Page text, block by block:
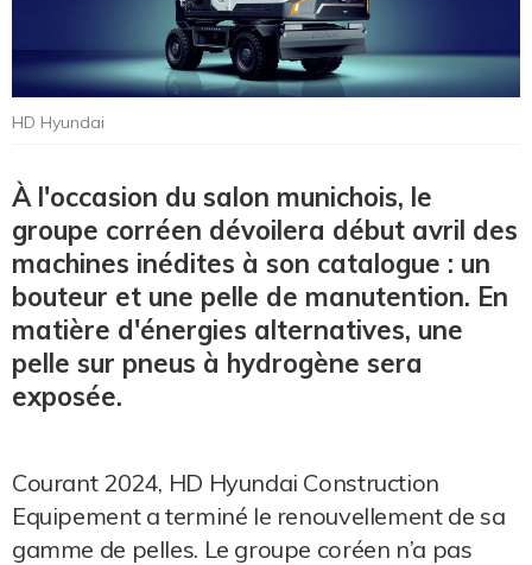
HD Hyundai
À l'occasion du salon munichois, le
groupe corréen dévoilera début avril des
machines inédites à son catalogue : un
bouteur et une pelle de manutention. En
matière d'énergies alternatives, une
pelle sur pneus à hydrogène sera
exposée.
Courant 2024, HD Hyundai Construction
Equipement a terminé le renouvellement de sa
gamme de pelles. Le groupe coréen n’a pas